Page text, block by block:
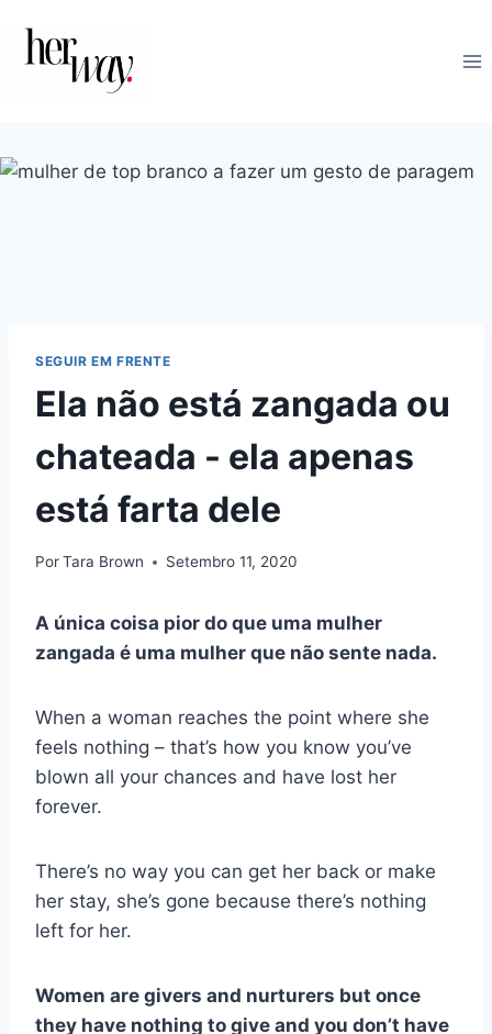
SEGUIR EM FRENTE
Ela não está zangada ou
chateada - ela apenas
está farta dele
PorTara Brown Setembro 11, 2020
A única coisa pior do que uma mulher
zangada é uma mulher que não sente nada.
When a woman reaches the point where she
feels nothing – that’s how you know you’ve
blown all your chances and have lost her
forever.
There’s no way you can get her back or make
her stay, she’s gone because there’s nothing
left for her.
Women are givers and nurturers but once
they have nothing to give and you don’t have